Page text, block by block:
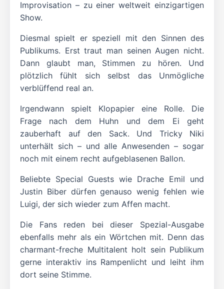
Improvisation – zu einer weltweit einzigartigen
Show.
Diesmal spielt er speziell mit den Sinnen des
Publikums. Erst traut man seinen Augen nicht.
Dann glaubt man, Stimmen zu hören. Und
plötzlich fühlt sich selbst das Unmögliche
verblüffend real an.
Irgendwann spielt Klopapier eine Rolle. Die
Frage nach dem Huhn und dem Ei geht
zauberhaft auf den Sack. Und Tricky Niki
unterhält sich – und alle Anwesenden – sogar
noch mit einem recht aufgeblasenen Ballon.
Beliebte Special Guests wie Drache Emil und
Justin Biber dürfen genauso wenig fehlen wie
Luigi, der sich wieder zum Affen macht.
Die Fans reden bei dieser Spezial-Ausgabe
ebenfalls mehr als ein Wörtchen mit. Denn das
charmant-freche Multitalent holt sein Publikum
gerne interaktiv ins Rampenlicht und leiht ihm
dort seine Stimme.